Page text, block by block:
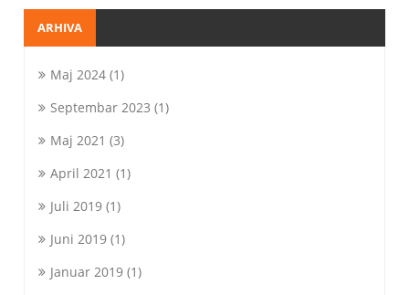
ARHIVA
Maj 2024(1)
Septembar 2023 (1)
Maj 2021 (3)
April 2021 (1)
Juli 2019(1)
Juni 2019(1)
Januar 2019(1)